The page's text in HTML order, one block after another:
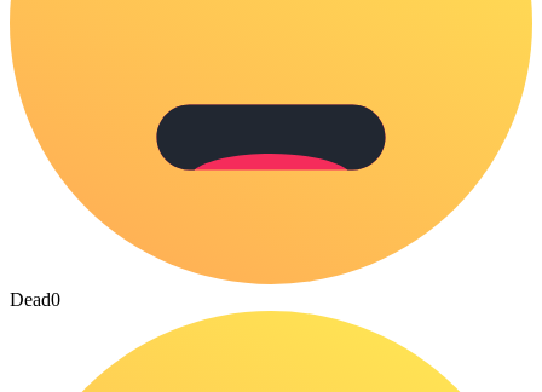
Dead0